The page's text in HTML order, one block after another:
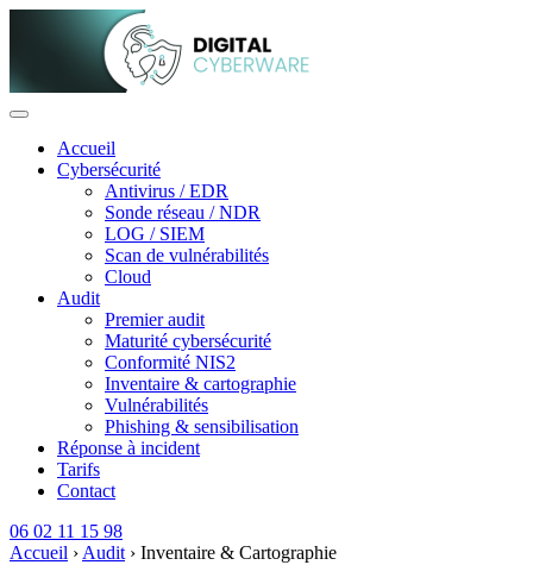
Accueil
Cybersécurité
Antivirus / EDR
Sonde réseau / NDR
LOG / SIEM
Scan de vulnérabilités
Cloud
Audit
Premier audit
Maturité cybersécurité
Conformité NIS2
Inventaire & cartographie
Vulnérabilités
Phishing & sensibilisation
Réponse à incident
Tarifs
Contact
06 02 11 15 98
Accueil › Audit › Inventaire & Cartographie